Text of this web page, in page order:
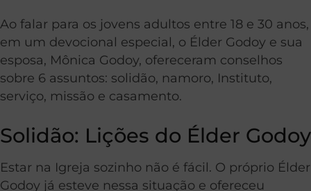
Ao falar para os jovens adultos entre 18 e 30 anos,
em um devocional especial, o Élder Godoy e sua
esposa, Mônica Godoy, ofereceram conselhos
sobre 6 assuntos: solidão, namoro, Instituto,
serviço, missão e casamento.
Solidão: Lições do Élder Godoy
Estar na Igreja sozinho não é fácil. O próprio Élder
Godoy já esteve nessa situação e ofereceu